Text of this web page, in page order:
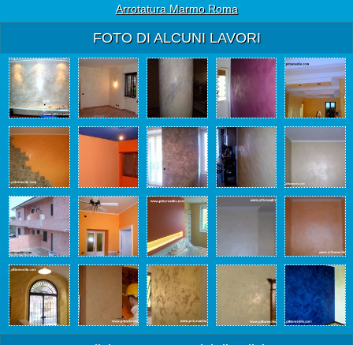
Arrotatura Marmo Roma
FOTO DI ALCUNI LAVORI